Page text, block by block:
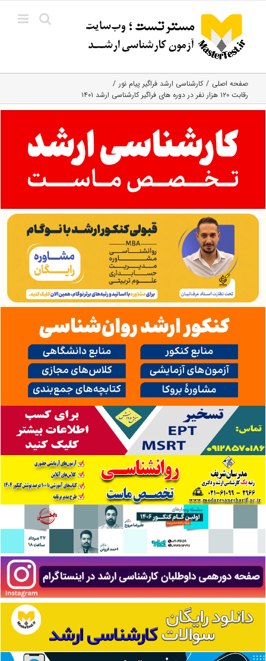
content
صفحه اصلی
کارشناسی ارشد فراگیر پیام نور
رقابت ۱۲۰ هزار نفر در دوره‌ های فراگیر کارشناسی ارشد ۱۴۰۱